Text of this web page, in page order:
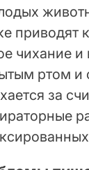
чихание
ртом и
за